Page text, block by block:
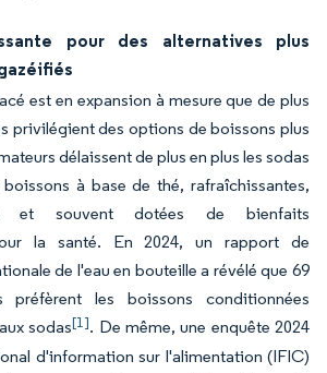
pour des alternatives plus
est en expansion à mesure que de plus
privilégient des options de boissons plus
délaissent de plus en plus les sodas
à base de thé, rafraîchissantes,
et souvent dotées de bienfaits
la santé. En 2024, un rapport de
de l'eau en bouteille a révélé que 69
préfèrent les boissons conditionnées
sodas[1]. De même, une enquête 2024
d'information sur l'alimentation (IFIC)